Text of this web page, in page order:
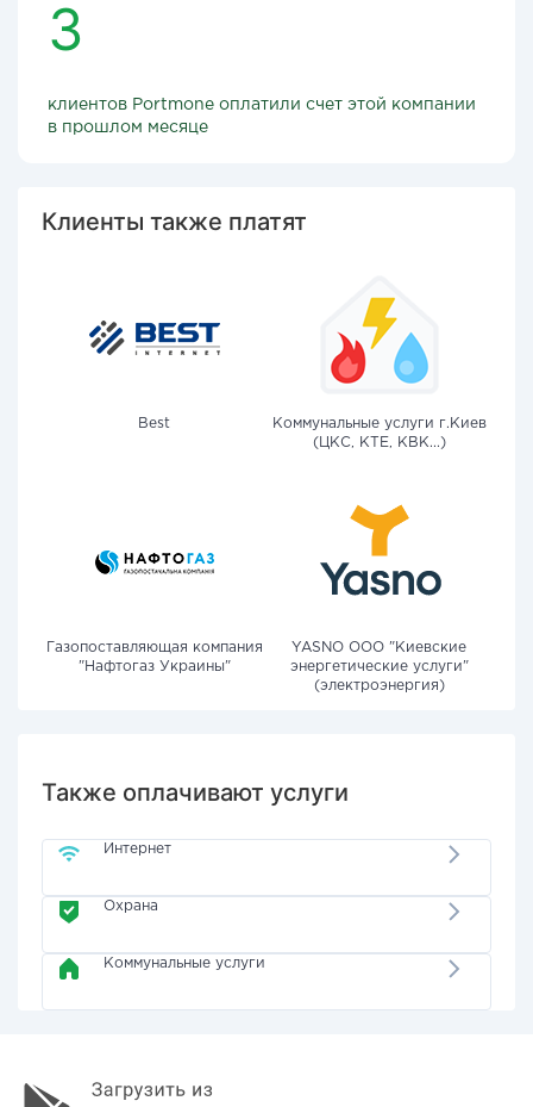
3
клиентов Portmone оплатили счет этой компании
в прошлом месяце
Клиенты также платят
Best
Коммунальные услуги г.Киев
(ЦКС, КТЕ, КВК...)
Газопоставляющая компания
"Нафтогаз Украины"
YASNO OOO "Киевские
энергетические услуги"
(электроэнергия)
Также оплачивают услуги
Интернет
Охрана
Коммунальные услуги